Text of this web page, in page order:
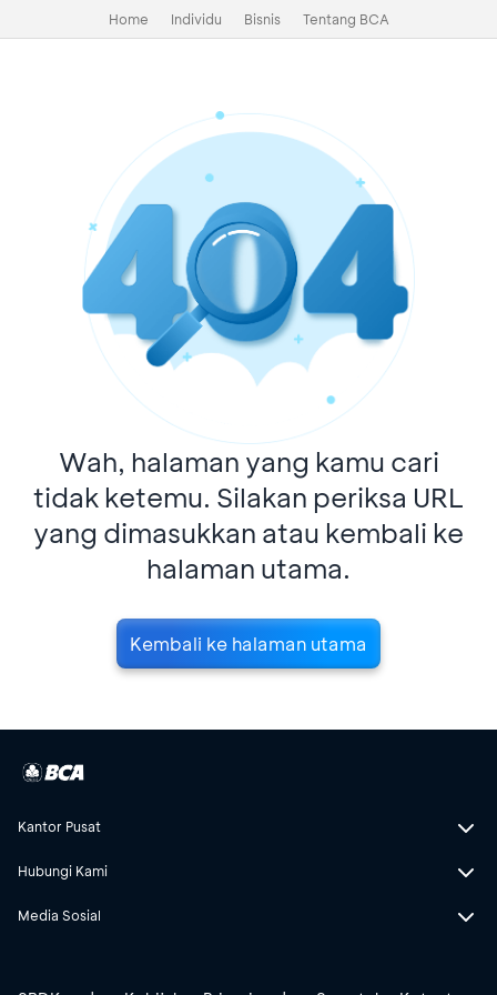
Home Individu Bisnis Tentang BCA
Wah, halaman yang kamu cari
tidak ketemu. Silakan periksa URL
yang dimasukkan atau kembali ke
halaman utama.
Kembali ke halaman utama
Kantor Pusat
Hubungi Kami
Media Sosial